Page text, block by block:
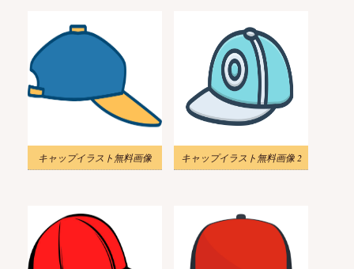
キャップイラスト無料画像 キャップイラスト無料画像 2